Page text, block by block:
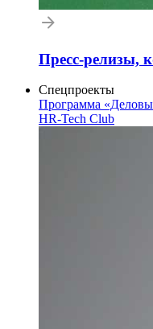
Пресс-релизы,
Спецпроекты
Программа
HR-Tech Club